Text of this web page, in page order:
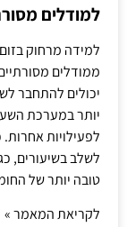
למודלים
למידה מרחוק
ממודלים
יכולים להתחבר
יותר במערכת
לפעילויות אחרות.
לשלב בשיעורים,
טובה יותר של
לקריאת המאמר »